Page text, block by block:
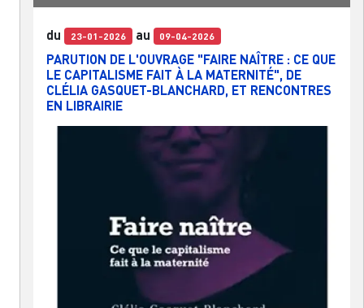
du 23-01-2026 au 09-04-2026
PARUTION DE L'OUVRAGE "FAIRE NAÎTRE : CE QUE
LE CAPITALISME FAIT À LA MATERNITÉ", DE
CLÉLIA GASQUET-BLANCHARD, ET RENCONTRES
EN LIBRAIRIE